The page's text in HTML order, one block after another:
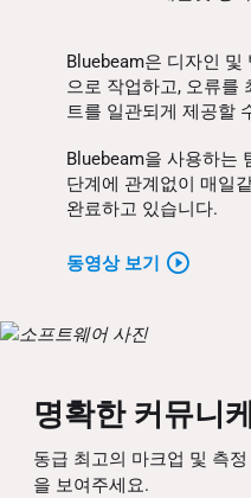
Bluebeam은 디자인 및
으로 작업하고, 오류를
트를 일관되게 제공할
Bluebeam을 사용하는
단계에 관계없이 매일
완료하고 있습니다.
동영상 보기
명확한 커뮤니
동급 최고의 마크업 및 측
을 보여주세요.